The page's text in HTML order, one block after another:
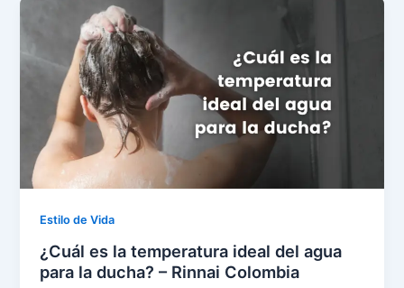
Estilo de Vida
¿Cuál es la temperatura ideal del agua
para la ducha? – Rinnai Colombia